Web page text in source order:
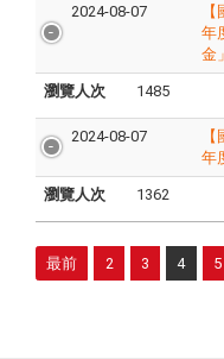
2024-08-07
年
金
瀏覽人次 1485
2024-08-07
年
瀏覽人次 1362
最前 2 3 4 5